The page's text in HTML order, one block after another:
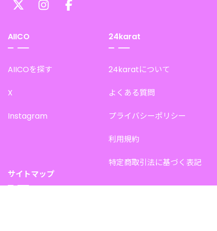
AIICO
AIICOを探す
X
Instagram
24karat
24karatについて
よくある質問
プライバシーポリシー
利用規約
特定商取引法に基づく表記
サイトマップ